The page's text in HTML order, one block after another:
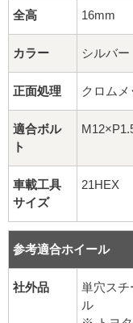
平面座ナット
ロング平面ナッ
ショート平面ナ
球面座ナット
貫通ナット
袋ナット
全高 16mm
カラー シルバー
正面処理 クロムメ
適合ボル
ト
車載工具
サイズ
21HEX
参考適合ホイール
社外品
単穴スチ
ル